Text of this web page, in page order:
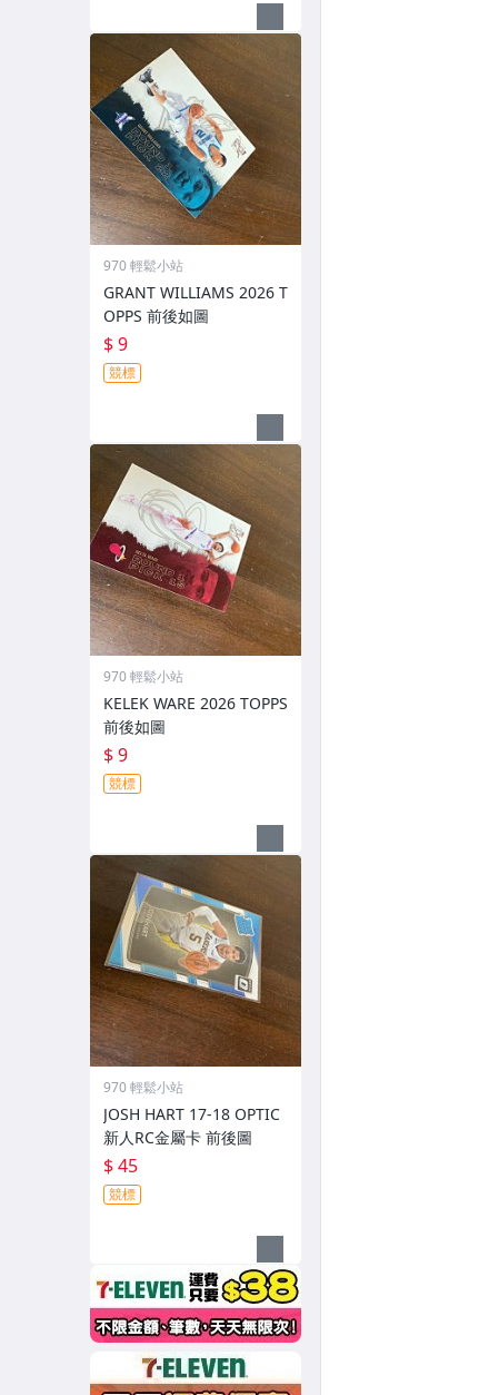
970 輕鬆小站
GRANT WILLIAMS 2026 T
OPPS 前後如圖
$ 9
競標
970 輕鬆小站
KELEK WARE 2026 TOPPS
前後如圖
$ 9
競標
970 輕鬆小站
JOSH HART 17-18 OPTIC
新人RC金屬卡 前後圖
$ 45
競標